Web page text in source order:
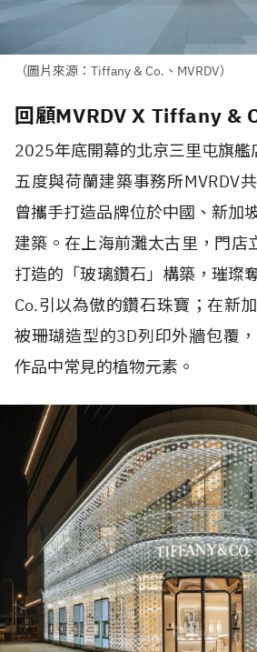
（圖片來源：Tiffany & Co.、MVRDV）
回顧MVRDV X Tiffany &
2025年底開幕的北京三里屯旗艦
五度與荷蘭建築事務所MVRDV
曾攜手打造品牌位於中國、新加
建築。在上海前灘太古里，門店
打造的「玻璃鑽石」構築，璀璨
Co.引以為傲的鑽石珠寶；在新
被珊瑚造型的3D列印外牆包覆
作品中常見的植物元素。